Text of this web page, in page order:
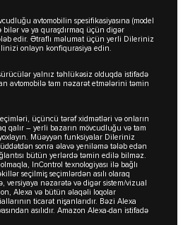
avtomobilin spesifikasiyasına (model
bilər və ya quraşdırmaq üçün digər
edir. Ətraflı məlumat üçün yerli Dileriniz
onlayn konfiqurasiya edin.
yalnız təhlükəsiz olduqda istifadə
avtomobilə tam nəzarət etmələrini təmin
üçüncü tərəf xidmətləri və onların
qalır – yerli bazarın mövcudluğu və tam
Müəyyən funksiyalar Dileriniz
sonra əlavə yeniləmə tələb edən
bütün yerlərdə təmin edilə bilməz.
InControl texnologiyası ilə bağlı
seçilmiş seçimlərdən asılı olaraq
versiyaya nəzarətə və digər sistem/vizual
Alexa və bütün əlaqəli loqolar
ticarət nişanlarıdır. Bəzi Alexa
asılıdır. Amazon Alexa-dan istifadə